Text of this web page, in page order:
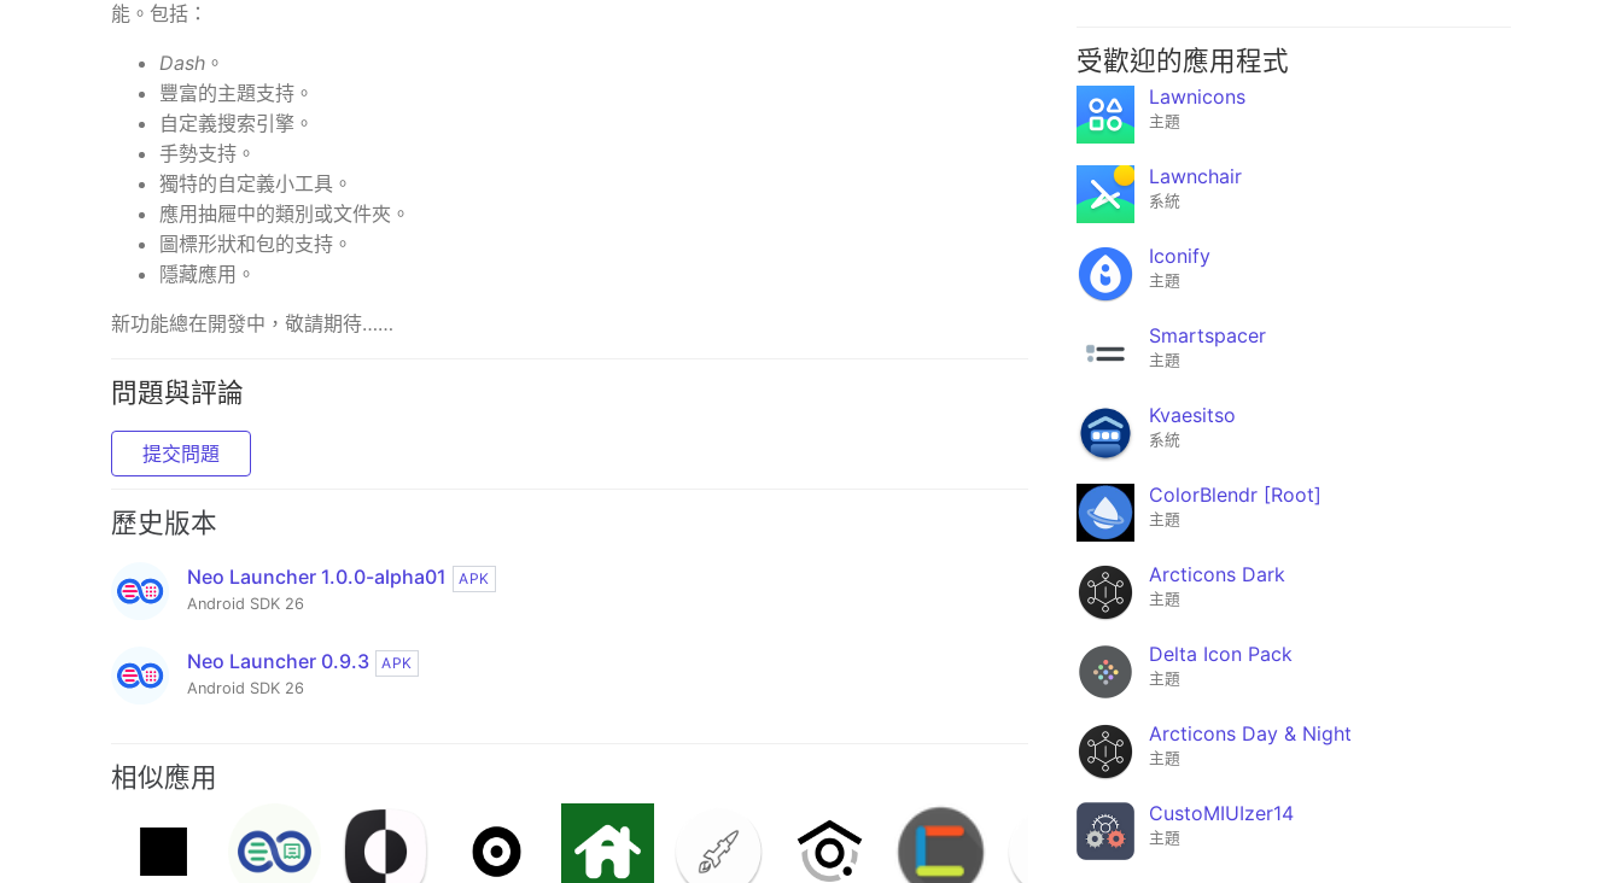
能。包括：
Dash 。
豐富的主題支持。
自定義搜索引擎。
手勢支持。
獨特的自定義小工具。
應用抽屜中的類別或文件夾。
圖標形狀和包的支持。
隱藏應用。
新功能總在開發中，敬請期待……
問題與評論
提交問題
歷史版本
Neo Launcher 1.0.0-alpha01
APK
Android SDK 26
Neo Launcher 0.9.3
APK
Android SDK 26
相似應用
受歡迎的應用程式
Lawnicons
主題
Lawnchair
系統
Iconify
主題
Smartspacer
主題
Kvaesitso
系統
ColorBlendr [Root]
主題
Arcticons Dark
主題
Delta Icon Pack
主題
Arcticons Day & Night
主題
CustoMIUIzer14
主題